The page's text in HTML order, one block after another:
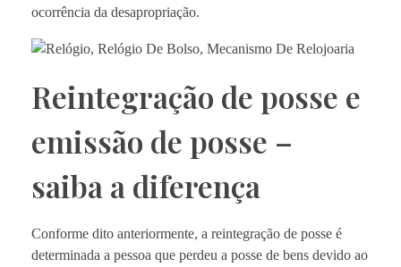
ocorrência da desapropriação.
Reintegração de posse e
emissão de posse –
saiba a diferença
Conforme dito anteriormente, a reintegração de posse é
determinada a pessoa que perdeu a posse de bens devido ao